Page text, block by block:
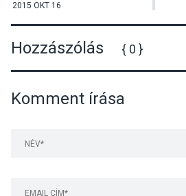
2015 OKT 16
Hozzászólás { 0 }
Komment írása